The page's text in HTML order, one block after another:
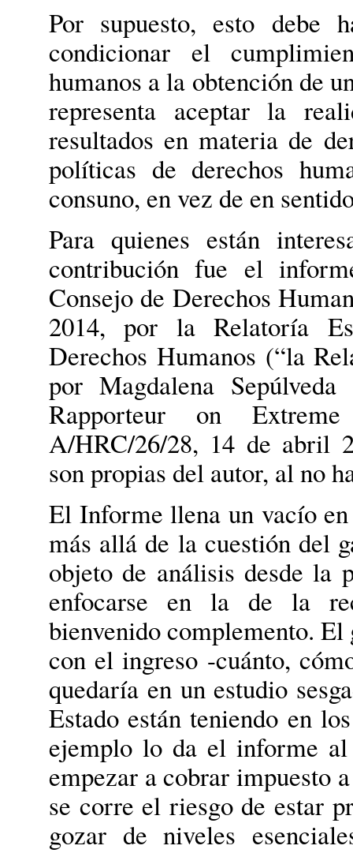
Por supuesto, esto debe
condicionar el
humanos a la obtención de
representa aceptar la
resultados en materia de
políticas de derechos
consuno, en vez de en
Para quienes están
contribución fue el
Consejo de Derechos
2014, por la Relatoría
Derechos Humanos (“la
por Magdalena
Rapporteur on
A/HRC/26/28, 14 de abril
son propias del autor, al no
El Informe llena un vacío
más allá de la cuestión del
objeto de análisis desde la
enfocarse en la de la
bienvenido complemento.
con el ingreso -cuánto,
quedaría en un estudio
Estado están teniendo en
ejemplo lo da el informe
empezar a cobrar impuesto
se corre el riesgo de estar
gozar de niveles